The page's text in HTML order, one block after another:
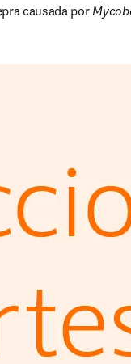
causada por